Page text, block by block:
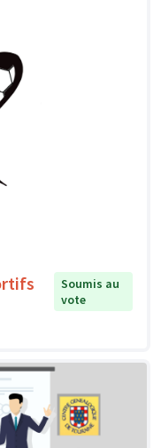
Soumis au
vote